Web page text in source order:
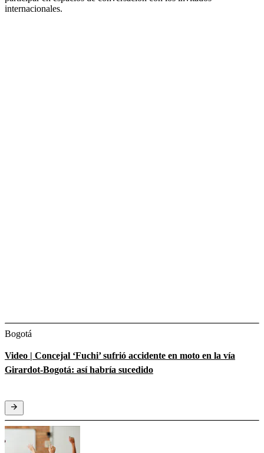
internacionales.
Bogotá
Video | Concejal ‘Fuchi’ sufrió accidente en moto en la vía
Girardot-Bogotá: así habría sucedido